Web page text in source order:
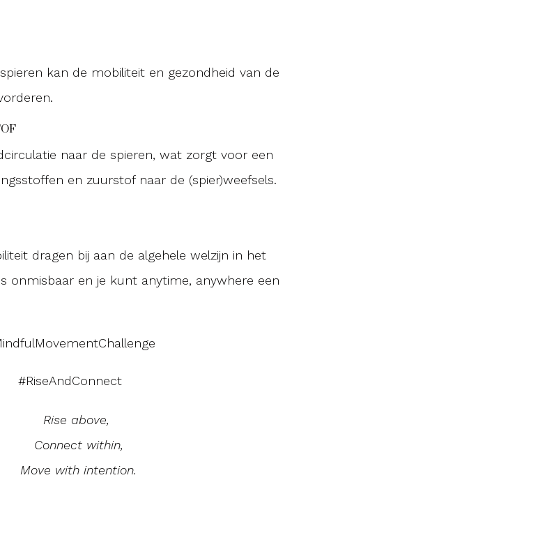
kan de mobiliteit en gezondheid van de
naar de spieren, wat zorgt voor een
en zuurstof naar de (spier)weefsels.
dragen bij aan de algehele welzijn in het
onmisbaar en je kunt anytime, anywhere een
#RiseAndConnect
Rise above,
Connect within,
Move with intention.